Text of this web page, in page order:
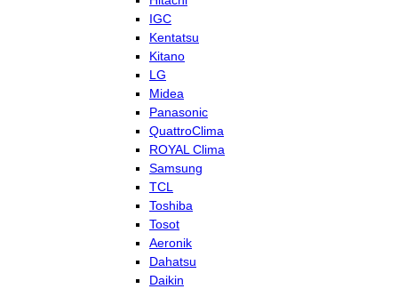
IGC
Kentatsu
Kitano
LG
Midea
Panasonic
QuattroClima
ROYAL Clima
Samsung
TCL
Toshiba
Tosot
Aeronik
Dahatsu
Daikin